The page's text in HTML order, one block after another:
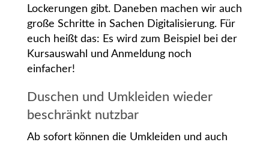
Lockerungen gibt. Daneben machen wir auch
große Schritte in Sachen Digitalisierung. Für
euch heißt das: Es wird zum Beispiel bei der
Kursauswahl und Anmeldung noch
einfacher!
Duschen und Umkleiden wieder
beschränkt nutzbar
Ab sofort können die Umkleiden und auch